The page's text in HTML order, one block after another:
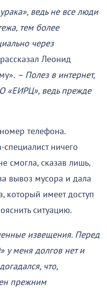
ведь не все люди
тем более
через
Леонид
– Полез в интернет,
«ЕИРЦ», ведь прежде
телефона.
ничего
смогла, сказав лишь,
вывоз мусора и дала
который имеет доступ
ситуацию.
извещения. Перед
меня долгов нет и
что,
прежним